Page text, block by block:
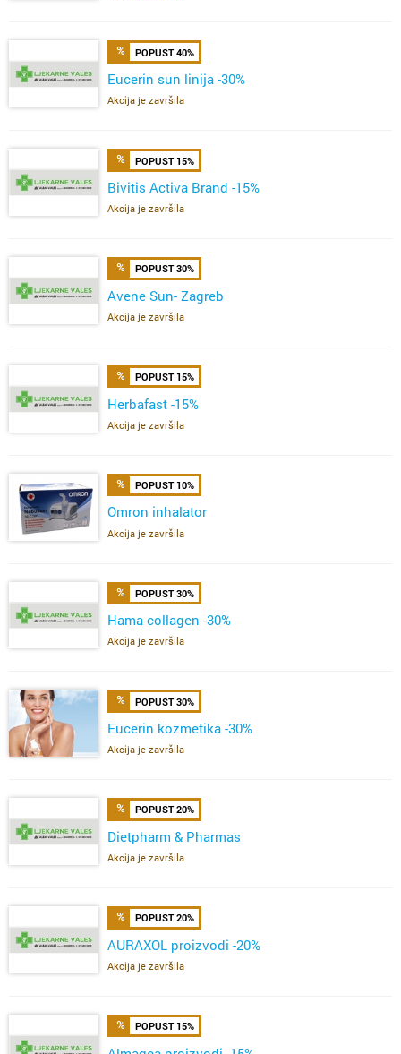
POPUST 40%
Eucerin sun linija -30%
Akcija je završila
POPUST 15%
Bivitis Activa Brand -15%
Akcija je završila
POPUST 30%
Avene Sun- Zagreb
Akcija je završila
POPUST 15%
Herbafast -15%
Akcija je završila
POPUST 10%
Omron inhalator
Akcija je završila
POPUST 30%
Hama collagen -30%
Akcija je završila
POPUST 30%
Eucerin kozmetika -30%
Akcija je završila
POPUST 20%
Dietpharm & Pharmas
Akcija je završila
POPUST 20%
AURAXOL proizvodi -20%
Akcija je završila
POPUST 15%